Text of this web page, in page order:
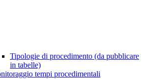
Tipologie di procedimento (da pubblicare
in tabelle)
tempi procedimentali